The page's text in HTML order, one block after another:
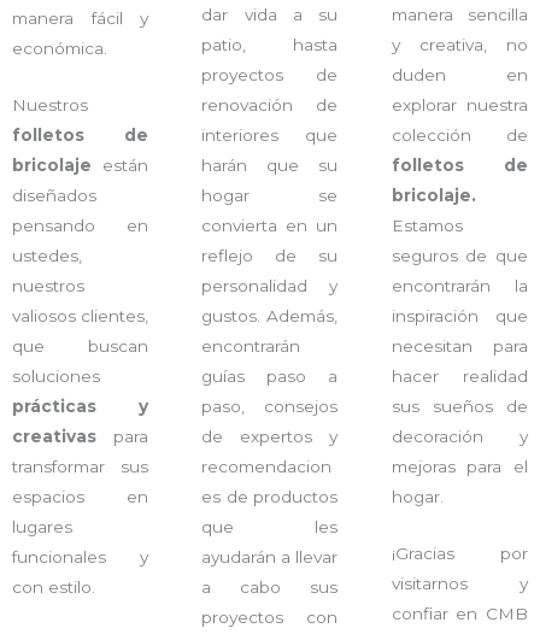
manera fácil y
económica.
Nuestros
folletos de
bricolaje están
diseñados
pensando en
ustedes,
nuestros
valiosos clientes,
que buscan
soluciones
prácticas y
creativas para
transformar sus
espacios en
lugares
funcionales y
con estilo.
dar vida a su
patio, hasta
proyectos de
renovación de
interiores que
harán que su
hogar se
convierta en un
reflejo de su
personalidad y
gustos. Además,
encontrarán
guías paso a
paso, consejos
de expertos y
recomendacion
es de productos
que les
ayudarán a llevar
a cabo sus
proyectos con
manera sencilla
y creativa, no
duden en
explorar nuestra
colección de
folletos de
bricolaje.
Estamos
seguros de que
encontrarán la
inspiración que
necesitan para
hacer realidad
sus sueños de
decoración y
mejoras para el
hogar.
¡Gracias por
visitarnos y
confiar en CMB